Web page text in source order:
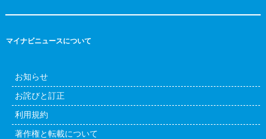
マイナビニュースについて
お知らせ
お詫びと訂正
利用規約
著作権と転載について